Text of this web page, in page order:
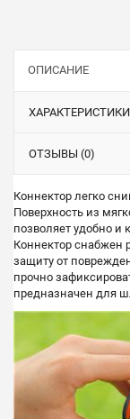
ОПИСАНИЕ
ХАРАКТЕРИСТИКИ
ОТЗЫВЫ (0)
Коннектор легко
Поверхность из
позволяет удобно и
Коннектор
защиту от
прочно
предназначен для